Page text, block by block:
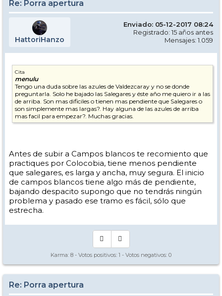
Re: Porra apertura
HattoriHanzo
Enviado: 05-12-2017 08:24
Registrado: 15 años antes
Mensajes: 1.059
Cita
menulu
Tengo una duda sobre las azules de Valdezcaray y no se donde
preguntarla. Solo he bajado las Salegares y éste año me quiero ir a las
de arriba. Son mas dificiles o tienen mas pendiente que Salegares o
son simplemente mas largas?. Hay alguna de las azules de arriba
mas facil para empezar?. Muchas gracias.
Antes de subir a Campos blancos te recomiento que
practiques por Colocobia, tiene menos pendiente
que salegares, es larga y ancha, muy segura. El inicio
de campos blancos tiene algo más de pendiente,
bajando despacito supongo que no tendrás ningún
problema y pasado ese tramo es fácil, sólo que
estrecha.
Karma: 8 - Votos positivos: 1 - Votos negativos: 0
Re: Porra apertura